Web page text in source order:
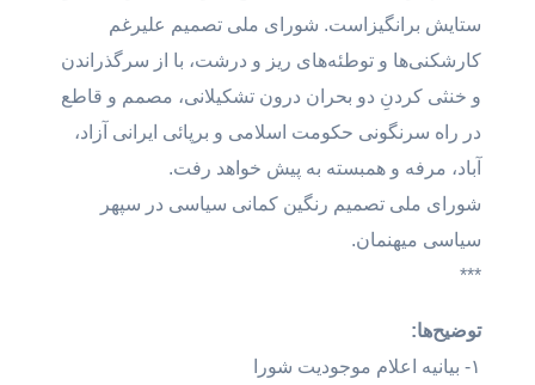
ستایش برانگیزاست. شورای ملی تصمیم علیرغم
کارشکنی‌ها و توطئه‌های ریز و درشت، با از سرگذراندن
و خنثی کردنِ دو بحران درون تشکیلانی، مصمم و قاطع
در راه سرنگونی حکومت اسلامی و برپائی ایرانی آزاد،
آباد، مرفه و همبسته به پیش خواهد رفت.
شورای ملی تصمیم رنگین کمانی سیاسی در سپهر
سیاسی میهنمان.
***
توضیح‌ها:
۱- بیانیه اعلام موجودیت شورا